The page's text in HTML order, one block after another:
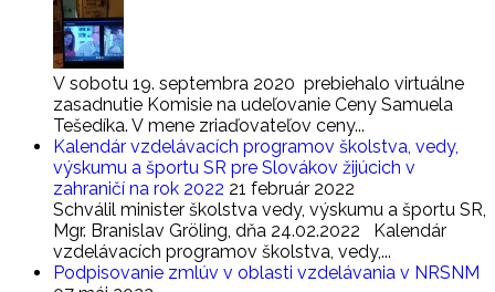
V sobotu 19. septembra 2020 prebiehalo virtuálne
zasadnutie Komisie na udeľovanie Ceny Samuela
Tešedíka. V mene zriaďovateľov ceny...
Kalendár vzdelávacích programov školstva, vedy,
výskumu a športu SR pre Slovákov žijúcich v
zahraničí na rok 2022 21 február 2022
Schválil minister školstva vedy, výskumu a športu SR,
Mgr. Branislav Gröling, dňa 24.02.2022 Kalendár
vzdelávacích programov školstva, vedy,...
Podpisovanie zmlúv v oblasti vzdelávania v NRSNM